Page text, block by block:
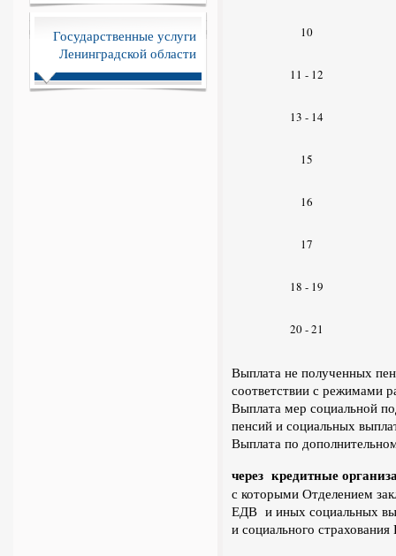
Государственные услуги
Ленинградской области
10
11 - 12
13 - 14
15
16
17
18 - 19
20 - 21
Выплата не полученных
соответствии с режимами
Выплата мер социальной
пенсий и социальных
Выплата по
через кредитные
с которыми Отделением
ЕДВ и иных социальных
и социального